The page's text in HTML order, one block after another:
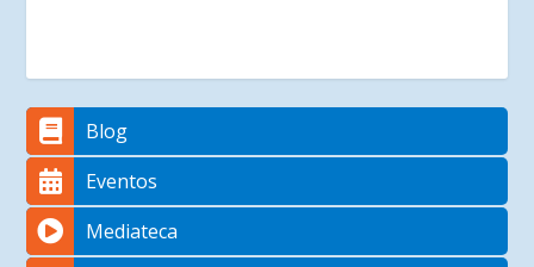
Blog
Eventos
Mediateca